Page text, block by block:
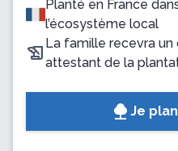
Planté en France
l’écosystème local
La famille recevra
attestant de la
Je